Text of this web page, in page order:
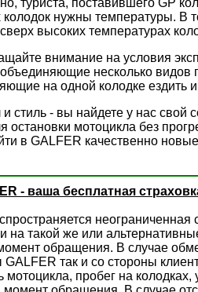
туриста, поставившего GP
колодок нужны температуры. В
высоких температурах
внимание на условия
несколько видов
на одной колодке ездить
и стиль - вы найдете у нас
остановки мотоцикла без
в GALFER качественно
- ваша бесплатная
на такой же или
обращения. В случае
так и со стороны
пробег на